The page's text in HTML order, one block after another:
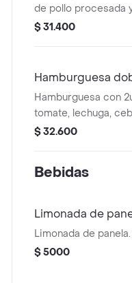
de pollo procesada
lechuga, queso.
$ 31.400
Hamburguesa
Hamburguesa con
tomate, lechuga,
crema.
$ 32.600
Bebidas
Limonada de
Limonada de
$ 5000